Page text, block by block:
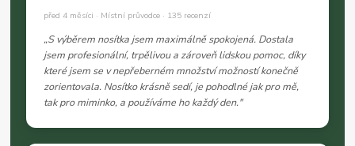
před 4 měsíci · Místní průvodce · 135 recenzí
„S výběrem nosítka jsem maximálně spokojená. Dostala
jsem profesionální, trpělivou a zároveň lidskou pomoc, díky
které jsem se v nepřeberném množství možností konečně
zorientovala. Nosítko krásně sedí, je pohodlné jak pro mě,
tak pro miminko, a používáme ho každý den."